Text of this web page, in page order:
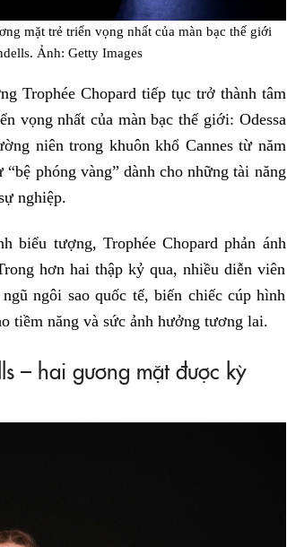
mặt trẻ triển vọng nhất của màn bạc thế giới
Ảnh: Getty Images
Trophée Chopard tiếp tục trở thành tâm
vọng nhất của màn bạc thế giới: Odessa
niên trong khuôn khổ Cannes từ năm
phóng vàng” dành cho những tài năng
nghiệp.
biểu tượng, Trophée Chopard phản ánh
hơn hai thập kỷ qua, nhiều diễn viên
ngôi sao quốc tế, biến chiếc cúp hình
tiềm năng và sức ảnh hưởng tương lai.
– hai gương mặt được kỳ